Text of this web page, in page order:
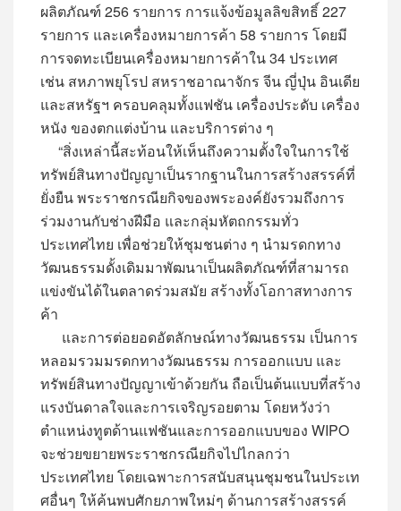
ผลิตภัณฑ์ 256 รายการ การแจ้งข้อมูลลิขสิทธิ์ 227
รายการ และเครื่องหมายการค้า 58 รายการ โดยมี
การจดทะเบียนเครื่องหมายการค้าใน 34 ประเทศ
เช่น สหภาพยุโรป สหราชอาณาจักร จีน ญี่ปุ่น อินเดีย
และสหรัฐฯ ครอบคลุมทั้งแฟชัน เครื่องประดับ เครื่อง
หนัง ของตกแต่งบ้าน และบริการต่าง ๆ
“สิ่งเหล่านี้สะท้อนให้เห็นถึงความตั้งใจในการใช้
ทรัพย์สินทางปัญญาเป็นรากฐานในการสร้างสรรค์ที่
ยั่งยืน พระราชกรณียกิจของพระองค์ยังรวมถึงการ
ร่วมงานกับช่างฝีมือ และกลุ่มหัตถกรรมทั่ว
ประเทศไทย เพื่อช่วยให้ชุมชนต่าง ๆ นำมรดกทาง
วัฒนธรรมดั้งเดิมมาพัฒนาเป็นผลิตภัณฑ์ที่สามารถ
แข่งขันได้ในตลาดร่วมสมัย สร้างทั้งโอกาสทางการ
ค้า
และการต่อยอดอัตลักษณ์ทางวัฒนธรรม เป็นการ
หลอมรวมมรดกทางวัฒนธรรม การออกแบบ และ
ทรัพย์สินทางปัญญาเข้าด้วยกัน ถือเป็นต้นแบบที่สร้าง
แรงบันดาลใจและการเจริญรอยตาม โดยหวังว่า
ตำแหน่งทูตด้านแฟชันและการออกแบบของ WIPO
จะช่วยขยายพระราชกรณียกิจไปไกลกว่า
ประเทศไทย โดยเฉพาะการสนับสนุนชุมชนในประเท
ศอื่นๆ ให้ค้นพบศักยภาพใหม่ๆ ด้านการสร้างสรรค์